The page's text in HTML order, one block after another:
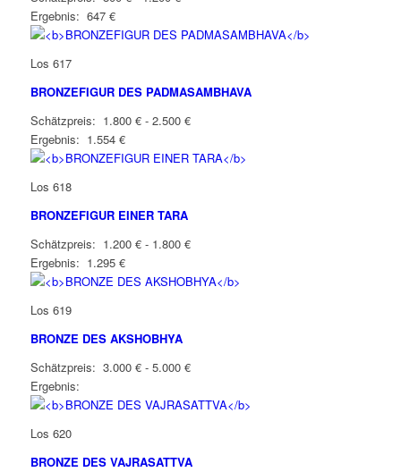
Ergebnis: 647 €
Los 617
BRONZEFIGUR DES PADMASAMBHAVA
Schätzpreis: 1.800 € - 2.500 €
Ergebnis: 1.554 €
Los 618
BRONZEFIGUR EINER TARA
Schätzpreis: 1.200 € - 1.800 €
Ergebnis: 1.295 €
Los 619
BRONZE DES AKSHOBHYA
Schätzpreis: 3.000 € - 5.000 €
Ergebnis:
Los 620
BRONZE DES VAJRASATTVA